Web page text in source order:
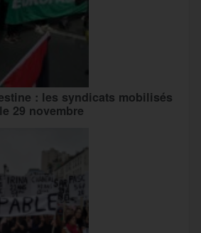
: les syndicats mobilisés
le 29 novembre